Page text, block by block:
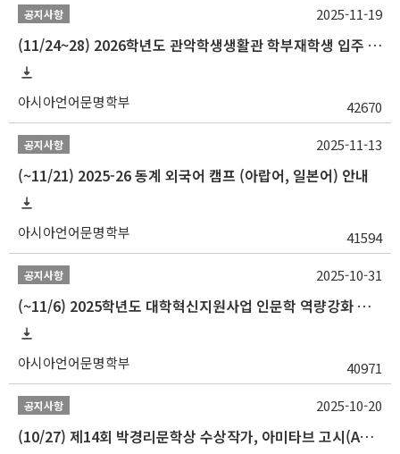
공지사항
(11/24~28) 2026학년도 관악학생생활관 학부재학생 입주 신청 일정 안내
아시아언어문명학부 42670
2025-11-19
공지사항
(~11/21) 2025-26 동계 외국어 캠프 (아랍어, 일본어) 안내
아시아언어문명학부 41594
2025-11-13
공지사항
(~11/6) 2025학년도 대학혁신지원사업 인문학 역량강화 동계 인턴십 참가자 선발 안내
아시아언어문명학부 40971
2025-10-31
공지사항
(10/27) 제14회 박경리문학상 수상작가, 아미타브 고시(Amitav Ghosh) 강연 안내
2025-10-20